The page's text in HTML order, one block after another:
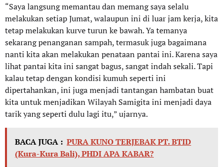
“Saya langsung memantau dan memang saya selalu
melakukan setiap Jumat, walaupun ini di luar jam kerja, kita
tetap melakukan kurve turun ke bawah. Ya temanya
sekarang penanganan sampah, termasuk juga bagaimana
nanti kita akan melakukan penataan pantai ini. Karena saya
lihat pantai kita ini sangat bagus, sangat indah sekali. Tapi
kalau tetap dengan kondisi kumuh seperti ini
dipertahankan, ini juga menjadi tantangan hambatan buat
kita untuk menjadikan Wilayah Samigita ini menjadi daya
tarik yang seperti dulu lagi itu,” ujarnya.
BACA JUGA : PURA KUNO TERJEBAK PT. BTID
(Kura-Kura Bali), PHDI APA KABAR?